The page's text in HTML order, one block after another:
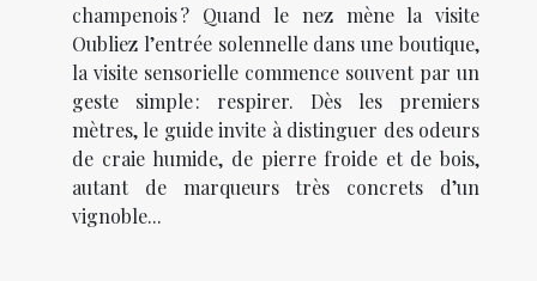
champenois ? Quand le nez mène la visite
Oubliez l’entrée solennelle dans une boutique,
la visite sensorielle commence souvent par un
geste simple : respirer. Dès les premiers
mètres, le guide invite à distinguer des odeurs
de craie humide, de pierre froide et de bois,
autant de marqueurs très concrets d’un
vignoble...